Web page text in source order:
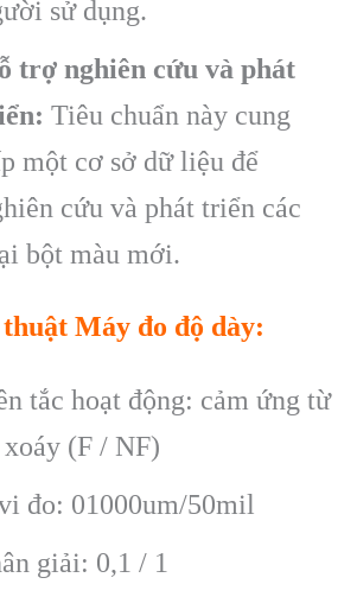
sử dụng.
trợ nghiên cứu và phát
Tiêu chuẩn này cung
một cơ sở dữ liệu để
cứu và phát triển các
bột màu mới.
Máy đo độ dày:
tắc hoạt động: cảm ứng từ
(F / NF)
đo: 01000um/50mil
giải: 0,1 / 1